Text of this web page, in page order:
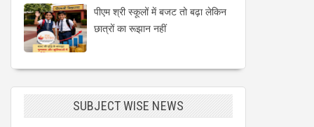
पीएम श्री स्कूलों में बजट तो बढ़ा लेकिन
छात्रों का रूझान नहीं
SUBJECT WISE NEWS